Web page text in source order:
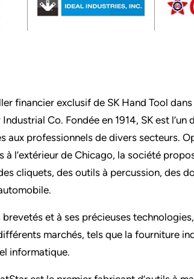
financier exclusif de SK Hand Tool
Co. Fondée en 1914, SK est
aux professionnels de divers secteurs.
à l’extérieur de Chicago, la société
cliquets, des outils à percussion, des
et à ses précieuses
marchés, tels que la fourniture
informatique.